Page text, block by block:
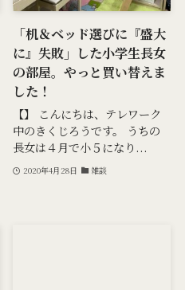
「机＆ベッド選びに『盛大
に』失敗」した小学生長女
の部屋。やっと買い替えま
した！
【】 こんにちは、テレワーク
中のきくじろうです。 うちの
長女は４月で小５になり...
2020年4月28日 雑談